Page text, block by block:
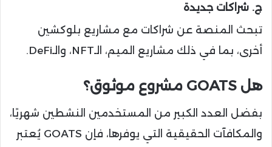
ج. شراكات جديدة
تبحث المنصة عن شراكات مع مشاريع بلوكشين
أخرى، بما في ذلك مشاريع الميم، الـNFT، والـDeFi.
هل GOATS مشروع موثوق؟
بفضل العدد الكبير من المستخدمين النشطين شهريًا،
والمكافآت الحقيقية التي يوفرها، فإن GOATS يُعتبر